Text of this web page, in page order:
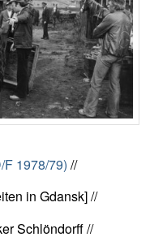
1978/79) //
in Gdansk] //
Schlöndorff //